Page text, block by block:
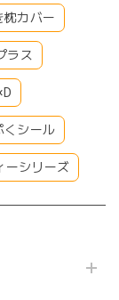
枕カバー
ラス
くシール
ーシリーズ